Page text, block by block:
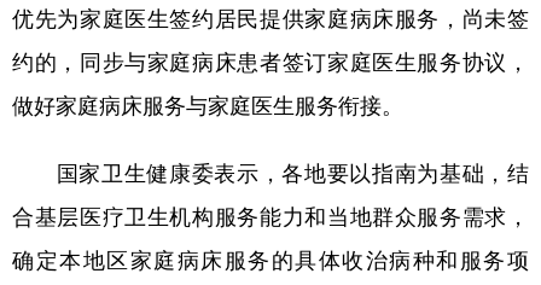
广东 广西 海南 重庆
四川 贵州 云南 西藏
陕西 甘肃 青海
新疆 内蒙古 黑龙江
多语种频道
优先为家庭医生签约居民提供家庭病床服务，尚未签
约的，同步与家庭病床患者签订家庭医生服务协议，
做好家庭病床服务与家庭医生服务衔接。
国家卫生健康委表示，各地要以指南为基础，结
合基层医疗卫生机构服务能力和当地群众服务需求，
确定本地区家庭病床服务的具体收治病种和服务项